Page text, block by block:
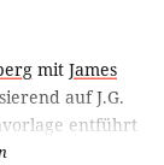
mit James
auf J.G.
entführt
in die